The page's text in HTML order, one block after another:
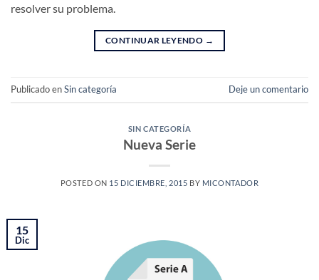
resolver su problema.
CONTINUAR LEYENDO →
Publicado enSin categoría Deje un comentario
SIN CATEGORÍA
Nueva Serie
POSTED ON 15 DICIEMBRE, 2015 BY MICONTADOR
15
Dic